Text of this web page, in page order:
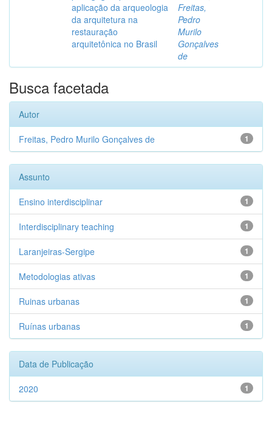
aplicação da arqueologia
da arquitetura na
restauração
arquitetônica no Brasil
Freitas,
Pedro
Murilo
Gonçalves
de
Busca facetada
Autor
1
Freitas, Pedro Murilo Gonçalves de
Assunto
1
Ensino interdisciplinar
1
Interdisciplinary teaching
1
Laranjeiras-Sergipe
1
Metodologias ativas
1
Ruinas urbanas
1
Ruínas urbanas
Data de Publicação
1
2020